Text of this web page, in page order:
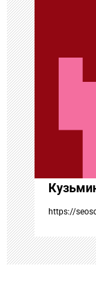
я
п
о
з
а
п
и
с
https://